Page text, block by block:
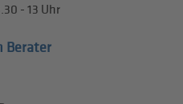
- 13 Uhr
Berater